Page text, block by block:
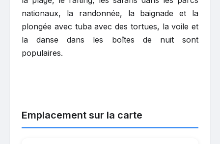
nationaux, la randonnée, la baignade et la
plongée avec tuba avec des tortues, la voile et
la danse dans les boîtes de nuit sont
populaires.
Emplacement sur la carte